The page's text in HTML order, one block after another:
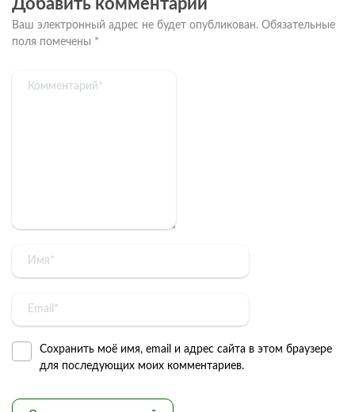
Добавить комментарий
Ваш электронный адрес не будет опубликован. Обязательные
поля помечены *
Сохранить моё имя, email и адрес сайта в этом браузере
для последующих моих комментариев.